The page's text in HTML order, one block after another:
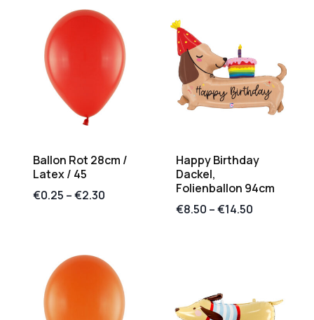
Ballon Rot 28cm /
Latex / 45
€0.25 –€2.30
Happy Birthday
Dackel,
Folienballon 94cm
€8.50 –€14.50